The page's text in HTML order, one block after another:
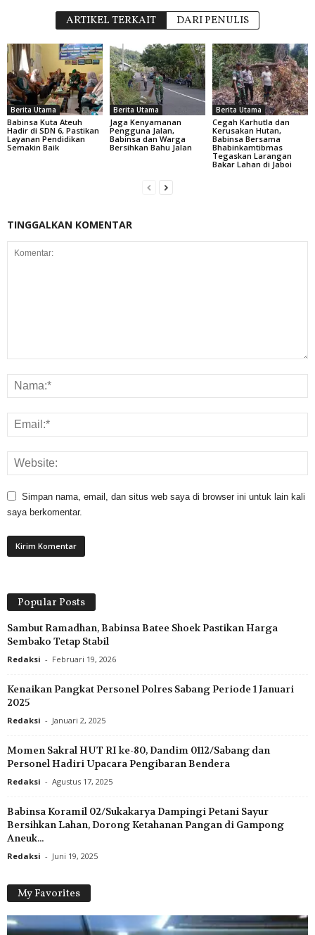
ARTIKEL TERKAIT DARI PENULIS
Berita Utama
Babinsa Kuta Ateuh
Hadir di SDN 6, Pastikan
Layanan Pendidikan
Semakin Baik
Berita Utama
Jaga Kenyamanan
Pengguna Jalan,
Babinsa dan Warga
Bersihkan Bahu Jalan
Berita Utama
Cegah Karhutla dan
Kerusakan Hutan,
Babinsa Bersama
Bhabinkamtibmas
Tegaskan Larangan
Bakar Lahan di Jaboi
TINGGALKAN KOMENTAR
Simpan nama, email, dan situs web saya di browser ini untuk lain kali
saya berkomentar.
Popular Posts
Sambut Ramadhan, Babinsa Batee Shoek Pastikan Harga
Sembako Tetap Stabil
Redaksi - Februari 19, 2026
Kenaikan Pangkat Personel Polres Sabang Periode 1 Januari
2025
Redaksi - Januari 2, 2025
Momen Sakral HUT RI ke-80, Dandim 0112/Sabang dan
Personel Hadiri Upacara Pengibaran Bendera
Redaksi - Agustus 17, 2025
Babinsa Koramil 02/Sukakarya Dampingi Petani Sayur
Bersihkan Lahan, Dorong Ketahanan Pangan di Gampong
Aneuk...
Redaksi - Juni 19, 2025
My Favorites